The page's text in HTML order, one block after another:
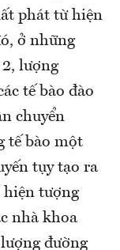
phát từ hiện
ở những
lượng
tế bào đào
chuyển
tế bào một
tụy tạo ra
hiện tượng
nhà khoa
đường